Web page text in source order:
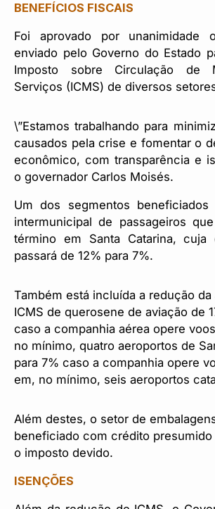
BENEFÍCIOS FISCAIS
Foi aprovado por unanimidade
enviado pelo Governo do Estado
Imposto sobre Circulação de
Serviços (ICMS) de diversos
\”Estamos trabalhando para
causados pela crise e fomentar o
econômico, com transparência e
o governador Carlos Moisés.
Um dos segmentos
intermunicipal de passageiros
término em Santa Catarina, cuja
passará de 12% para 7%.
Também está incluída a redução da
ICMS de querosene de aviação de
caso a companhia aérea opere
no mínimo, quatro aeroportos de
para 7% caso a companhia opere
em, no mínimo, seis aeroportos
Além destes, o setor de
beneficiado com crédito
o imposto devido.
ISENÇÕES